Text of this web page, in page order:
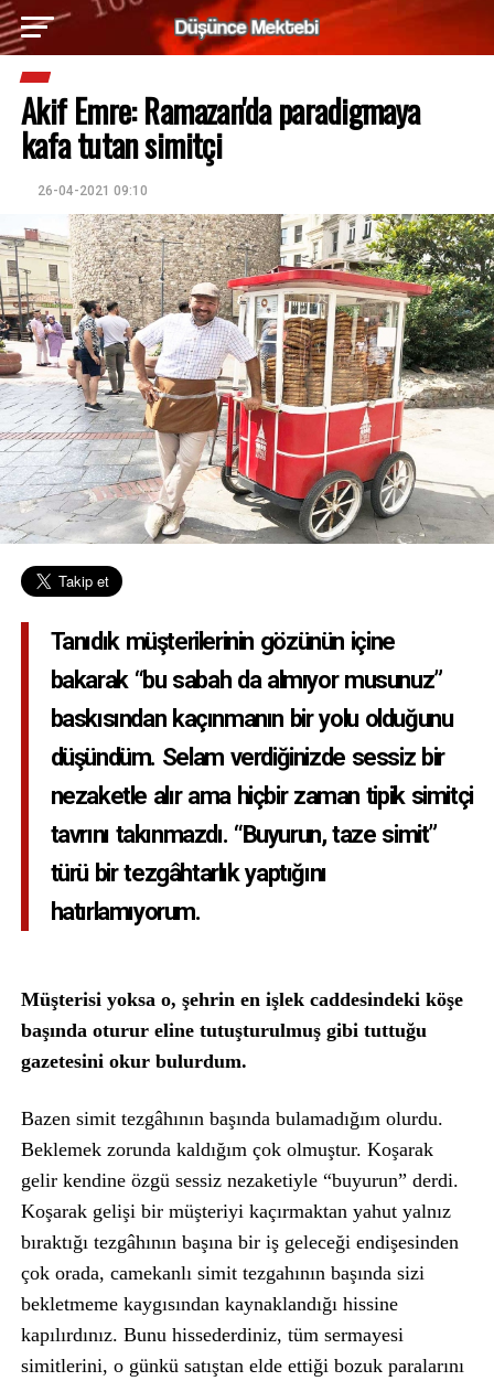
Akif Emre: Ramazan'da paradigmaya
kafa tutan simitçi
26-04-2021 09:10
Tanıdık müşterilerinin gözünün içine
bakarak “bu sabah da almıyor musunuz”
baskısından kaçınmanın bir yolu olduğunu
düşündüm. Selam verdiğinizde sessiz bir
nezaketle alır ama hiçbir zaman tipik simitçi
tavrını takınmazdı. “Buyurun, taze simit”
türü bir tezgâhtarlık yaptığını
hatırlamıyorum.
Müşterisi yoksa o, şehrin en işlek caddesindeki köşe
başında oturur eline tutuşturulmuş gibi tuttuğu
gazetesini okur bulurdum.
Bazen simit tezgâhının başında bulamadığım olurdu.
Beklemek zorunda kaldığım çok olmuştur. Koşarak
gelir kendine özgü sessiz nezaketiyle “buyurun” derdi.
Koşarak gelişi bir müşteriyi kaçırmaktan yahut yalnız
bıraktığı tezgâhının başına bir iş geleceği endişesinden
çok orada, camekanlı simit tezgahının başında sizi
bekletmeme kaygısından kaynaklandığı hissine
kapılırdınız. Bunu hissederdiniz, tüm sermayesi
simitlerini, o günkü satıştan elde ettiği bozuk paralarını